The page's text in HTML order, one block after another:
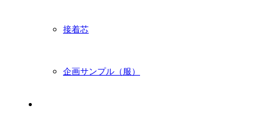
接着芯
企画サンプル（服）